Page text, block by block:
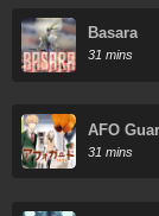
Basara
31 mins
AFO
31 mins